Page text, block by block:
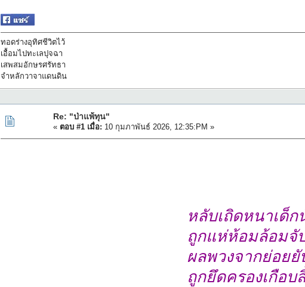
ทอดร่างอุทิศชีวิตไว้
เอื้อมไปทะเลปุจฉา
เสพสมอักษรศรัทธา
จำหลักวาจาแดนดิน
Re: "ป่าแพ้ทุน"
« ตอบ #1 เมื่อ: 10 กุมภาพันธ์ 2026, 12:35:PM »
หลับเถิดหนาเ
ถูกแห่ห้อมล้อม
ผลพวงจากย่อ
ถูกยึดครองเกือ